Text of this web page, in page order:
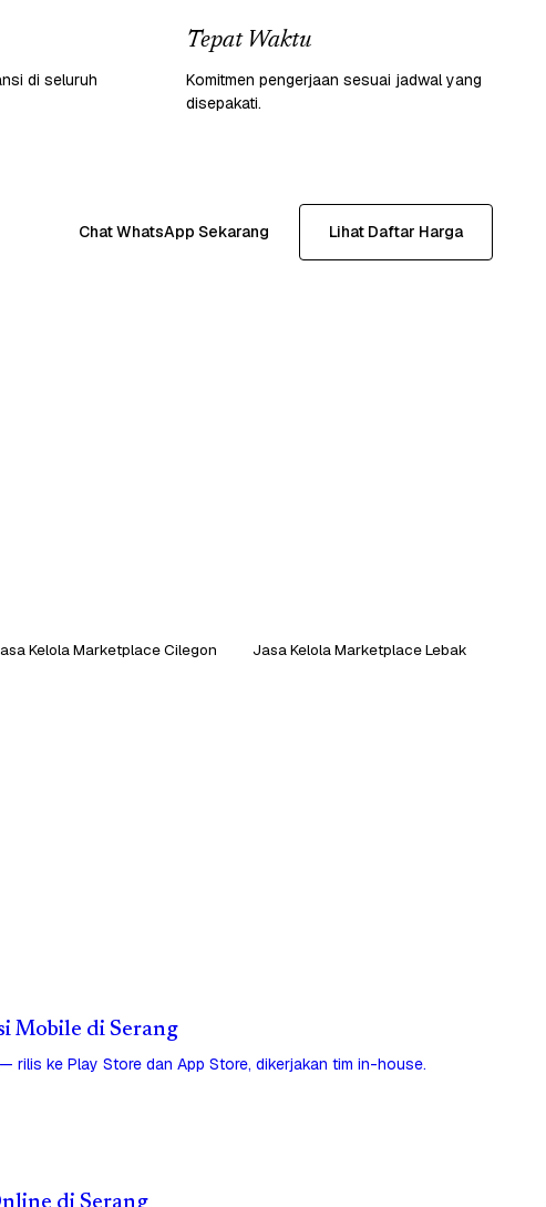
di seluruh
Tepat Waktu
Komitmen pengerjaan sesuai jadwal yang
disepakati.
Chat WhatsApp Sekarang Lihat Daftar Harga
Kelola Marketplace Cilegon
Jasa Kelola Marketplace Lebak
Mobile di Serang
rilis ke Play Store dan App Store, dikerjakan tim in-house.